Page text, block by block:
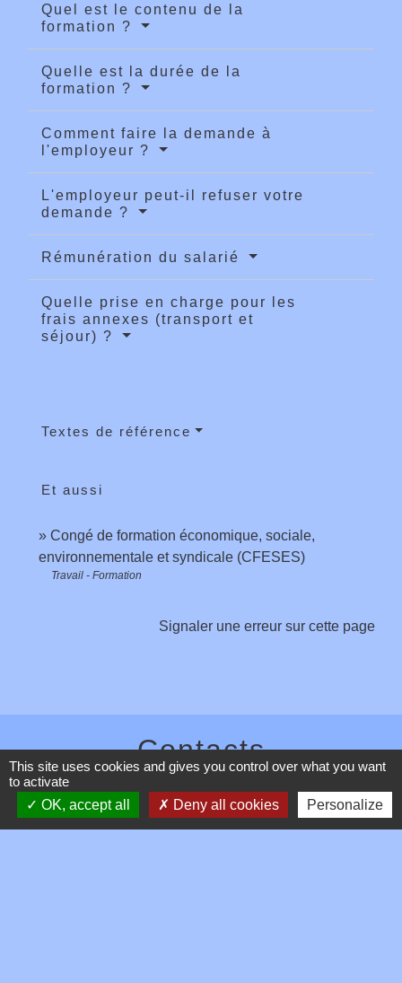
Quel est le contenu de la
formation ?
Quelle est la durée de la
formation ?
Comment faire la demande à
l'employeur ?
L'employeur peut-il refuser votre
demande ?
Rémunération du salarié
Quelle prise en charge pour les
frais annexes (transport et
séjour) ?
Textes de référence
Et aussi
Congé de formation économique, sociale,
environnementale et syndicale (CFESES)
Travail - Formation
Signaler une erreur sur cette page
Contacts
346, Route du Morbier
01600 Toussieux - FRANCE
This site uses cookies and gives you control over what you want
to activate
OK, accept all
Deny all cookies Personalize